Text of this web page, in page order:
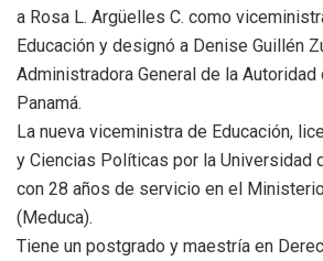
a Rosa L. Argüelles C. como
Educación y designó a Denise Guillén
Administradora General de la Autoridad
Panamá.
La nueva viceministra de Educación,
y Ciencias Políticas por la Universidad
con 28 años de servicio en el
(Meduca).
Tiene un postgrado y maestría en